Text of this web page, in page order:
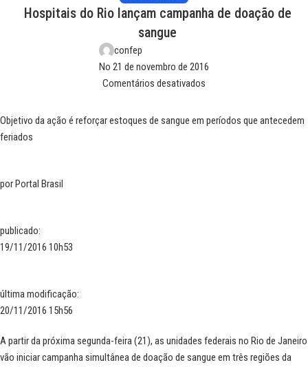
Hospitais do Rio lançam campanha de doação de
sangue
confep
No 21 de novembro de 2016
Comentários desativados
Objetivo da ação é reforçar estoques de sangue em períodos que antecedem
feriados
porPortal Brasil
publicado:
19/11/2016 10h53
última modificação:
20/11/2016 15h56
A partir da próxima segunda-feira (21), as unidades federais no Rio de Janeiro
vão iniciar campanha simultânea de doação de sangue em três regiões da